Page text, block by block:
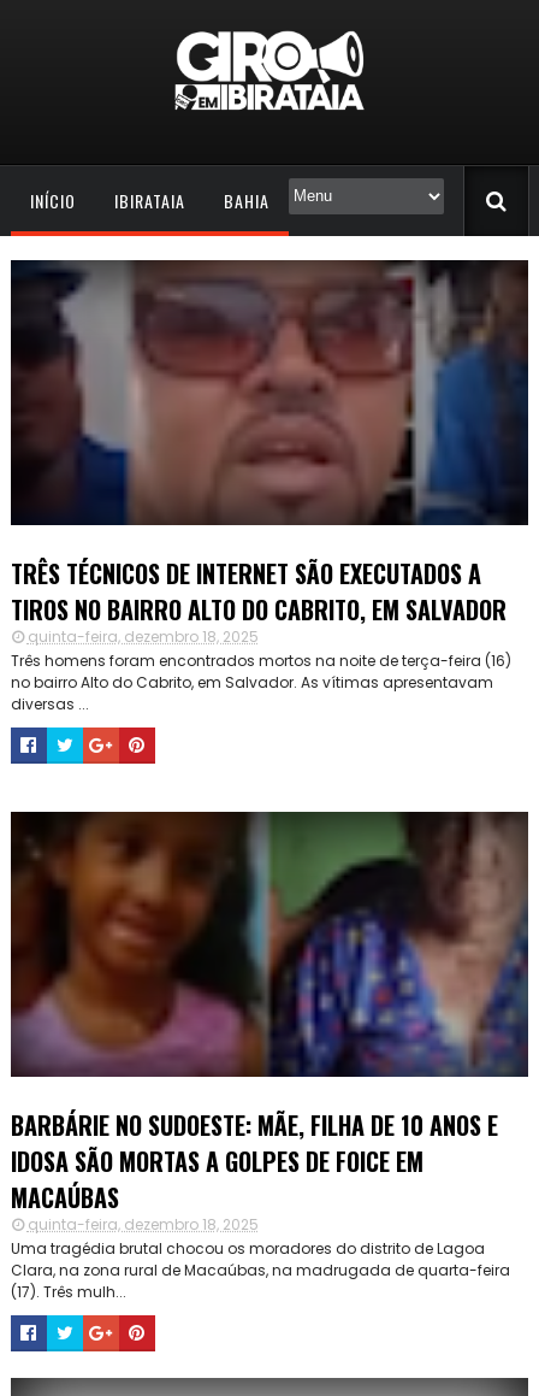
INÍCIO IBIRATAIA BAHIA
TRÊS TÉCNICOS DE INTERNET SÃO EXECUTADOS A
TIROS NO BAIRRO ALTO DO CABRITO, EM SALVADOR
quinta-feira, dezembro 18, 2025
Três homens foram encontrados mortos na noite de terça-feira (16)
no bairro Alto do Cabrito, em Salvador. As vítimas apresentavam
diversas ...
BARBÁRIE NO SUDOESTE: MÃE, FILHA DE 10 ANOS E
IDOSA SÃO MORTAS A GOLPES DE FOICE EM
MACAÚBAS
quinta-feira, dezembro 18, 2025
Uma tragédia brutal chocou os moradores do distrito de Lagoa
Clara, na zona rural de Macaúbas, na madrugada de quarta-feira
(17). Três mulh...